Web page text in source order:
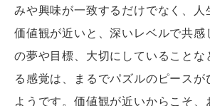
みや興味が一致するだけでなく、人
価値観が近いと、深いレベルで共感
の夢や目標、大切にしていることな
る感覚は、まるでパズルのピースが
ようです。価値観が近いからこそ、